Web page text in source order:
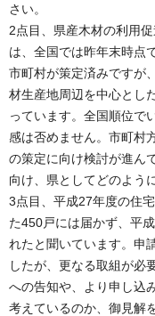
さい。
2点目、県産木材の利用
は、全国では昨年末時点
市町村が策定済みですが
材生産地周辺を中心とし
っています。全国順位で
感は否めません。市町村
の策定に向け検討が進ん
向け、県としてどのよう
3点目、平成27年度の住
た450戸には届かず、平
れたと聞いています。申
したが、更なる取組が必
への告知や、より申し込
考えているのか、御見解